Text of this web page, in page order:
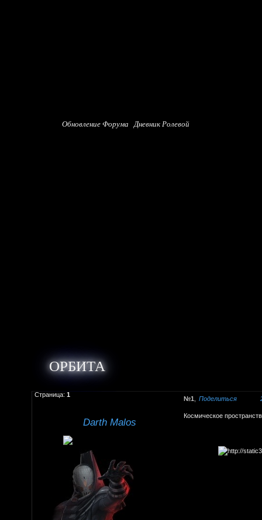
Обновление Форума Дневник Ролевой
ОРБИТА
Страница: 1
Поделиться
1
Darth Malos
Космическое